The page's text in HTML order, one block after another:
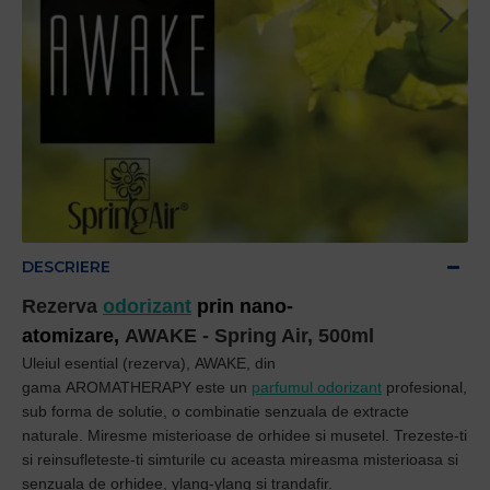
DESCRIERE
Rezerva odorizant prin nano-
atomizare, AWAKE - Spring Air, 500ml
Uleiul esential (rezerva), AWAKE din
gama AROMATHERAPY este un parfumul odorizant profesional,
sub forma de solutie, o combinatie senzuala de extracte
naturale. Miresme misterioase de orhidee si musetel. Trezeste-ti
si reinsufleteste-ti simturile cu aceasta mireasma misterioasa si
senzuala de orhidee, ylang-ylang si trandafir.